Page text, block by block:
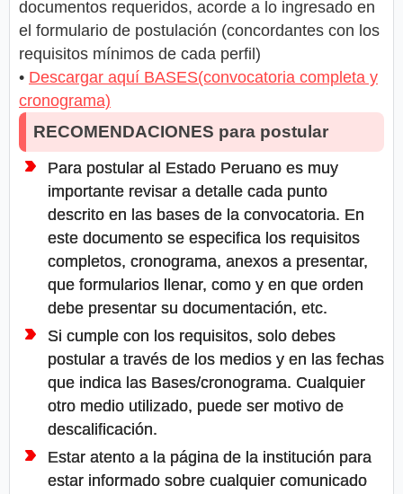
documentos requeridos, acorde a lo ingresado en
el formulario de postulación (concordantes con los
requisitos mínimos de cada perfil)
• Descargar aquí BASES(convocatoria completa y
cronograma)
RECOMENDACIONES para postular
Para postular al Estado Peruano es muy
importante revisar a detalle cada punto
descrito en las bases de la convocatoria. En
este documento se especifica los requisitos
completos, cronograma, anexos a presentar,
que formularios llenar, como y en que orden
debe presentar su documentación, etc.
Si cumple con los requisitos, solo debes
postular a través de los medios y en las fechas
que indica las Bases/cronograma. Cualquier
otro medio utilizado, puede ser motivo de
descalificación.
Estar atento a la página de la institución para
estar informado sobre cualquier comunicado